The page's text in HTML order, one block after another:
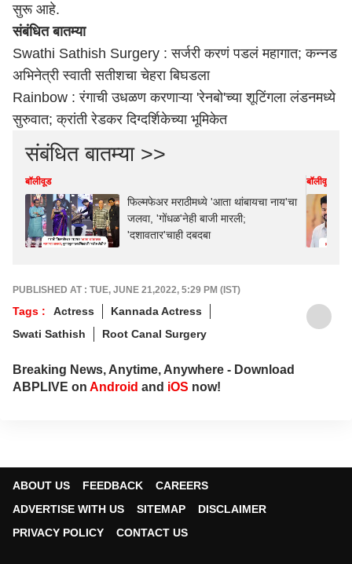
सुरू आहे.
संबंधित बातम्या
Swathi Sathish Surgery : सर्जरी करणं पडलं महागात; कन्नड
अभिनेत्री स्वाती सतीशचा चेहरा बिघडला
Rainbow : रंगाची उधळण करणाऱ्या 'रेनबो'च्या शूटिंगला लंडनमध्ये
सुरुवात; क्रांती रेडकर दिग्दर्शिकेच्या भूमिकेत
संबंधित बातम्या >>
बॉलीवूड
फिल्मफेअर मराठीमध्ये 'आता थांबायचा नाय'चा
जलवा, 'गोंधळ'नेही बाजी मारली;
'दशावतार'चाही दबदबा
बॉलीवूड
PUBLISHED AT : TUE, JUNE 21,2022, 5:29 PM (IST)
Tags : Actress
Kannada Actress
Swati Sathish
Root Canal Surgery
Breaking News, Anytime, Anywhere - Download
ABPLIVE on Android and iOS now!
ABOUT US FEEDBACK
CAREERS
ADVERTISE WITH US
SITEMAP
DISCLAIMER
PRIVACY POLICY
CONTACT US